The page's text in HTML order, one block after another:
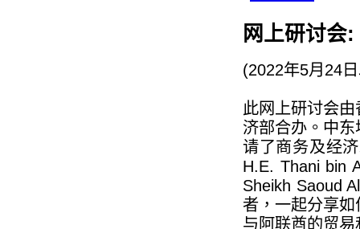
网上研讨会
(2022年5月24
此网上研讨会
济部合办。中
请了商务及经
H.E. Thani bin
Sheikh Saoud
者，一起分享
与阿联酋的贸